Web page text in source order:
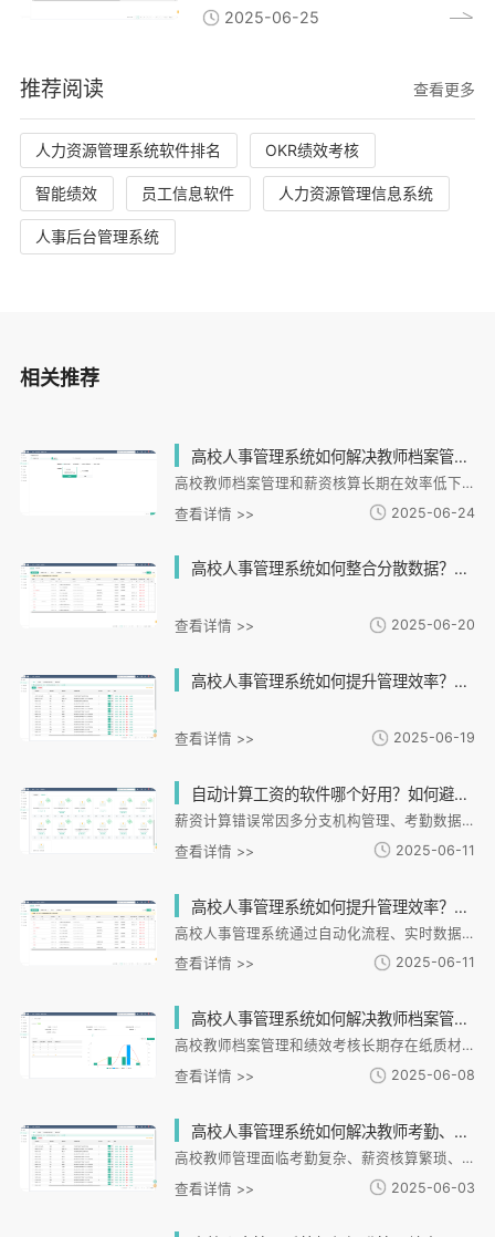
2025-06-25
推荐阅读 查看更多
人力资源管理系统软件排名 OKR绩效考核
智能绩效 员工信息软件 人力资源管理信息系统
人事后台管理系统
相关推荐
高校人事管理系统如何解决教师档案管理混乱和薪资核算效率低下的问题？
高校教师档案管理和薪资核算长期在效率低下问题，传统纸质档案易丢失、更新滞后，人工薪资统计耗时易错。i人事系统提供电子化解决方案，实现档案数字化管理、多校区信息共享和入职导航。其薪酬模块能自动同步教务、科研等系统数据，大幅缩短核算周期。系统还构建管理闭环，支持差异化绩效考核和多种考勤方式，提供可视化数据分析看板。通过打通人事与业务系统，i人事帮助高校实现从经验驱动到数据驱动的转型，降低管理成本，提升决策效率，推动教育管理效能全面提升。
查看详情 >>
2025-06-24
高校人事管理系统如何整合分散数据？高效管理流程如何实现？
查看详情 >> 2025-06-20
高校人事管理系统如何提升管理效率？能否解决教师考勤与薪资核算难题？
查看详情 >> 2025-06-19
自动计算工资的软件哪个好用？如何避免薪资计算错误？
薪资计算错误常因多分支机构管理、考勤数据不同步、绩效关联复杂及政策变动导致，影响员工满意度和企业声誉。自动计算工资软件通过准确性、灵活性和数据安全三大标准解决这些问题。i人事系统提供智能薪酬、考勤排班和绩效联动功能，支持多薪资方案配置、实时数据同步和异常检测，帮助企业提升计算准确率。其全流程自动化、多维度校验和移动端协同设计，有效降低人为错误风险，尤其适合连锁零售和制造业等复杂场景。系统还支持全球化部署和本地化调整，通过数字化工具优化薪资管理，实现效率与员工满意度的双重提升。
查看详情 >>
2025-06-11
高校人事管理系统如何提升管理效率？选型时要注意哪些关键点？
高校人事管理系统通过自动化流程、实时数据分析和跨部门协同，显著提升管理效率。系统选型需关注功能适配性、数据安全、易用扩展及售后服务。i人事等专业平台提供智能绩效、灵活薪酬和全场景考勤功能，支持高校实现数字化转型升级，从经验管理转向数据驱动决策。
查看详情 >>
2025-06-11
高校人事管理系统如何解决教师档案管理混乱和绩效考核不透明问题？
高校教师档案管理和绩效考核长期存在纸质材料分散、信息滞后、标准不统一等问题。i人事HR管理系统通过数字化手段提供系统性解决方案：建立云端电子档案库实现一键上传、自动归档和权限分级管理；设计差异化智能考核方案，自动计算绩效并与培训、薪酬联动；打通教务系统数据，支持移动端操作，实现从经验判断到数据驱动的管理升级。系统帮助高校构建透明高效的数字化管理体系，目前已成功应用于多家连锁企业，可快速适配教育机构需求。
查看详情 >>
2025-06-08
高校人事管理系统如何解决教师考勤、薪资核算和档案管理的效率难题？
高校教师管理面临考勤复杂、薪资核算繁琐、档案管理低效等痛点。i人事HR管理系统提供数字化解决方案：智能考勤支持多校区差异化规则和移动端管理；自动化薪资核算整合多源数据，减少人工错误；电子档案实现全生命周期追踪和权限管理。系统通过数据互通形成管理闭环，某高校应用后入职流程缩短至2小时，薪资错误率下降90%。其灵活配置、数据安全和智能预警等特点，助力高校人力资源从事务性工作转向战略决策支持。
查看详情 >>
2025-06-03